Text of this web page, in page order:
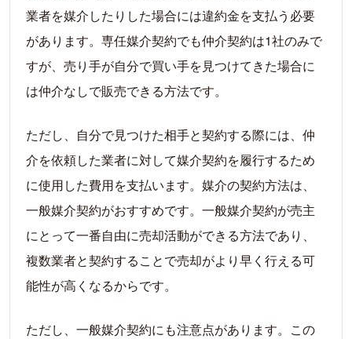
業者を媒介したりした場合には違約金を支払う必要
があります。専任媒介契約でも仲介契約は1社のみで
すが、売り手が自分で買い手を見つけてきた場合に
は仲介なしで販売できる方法です。
ただし、自分で見つけた相手と契約する際には、仲
介を依頼した業者に対して媒介契約を履行するため
に使用した費用を支払います。媒介の契約方法は、
一般媒介契約がおすすめです。一般媒介契約が売主
にとって一番自由に売却活動ができる方法であり、
複数業者と契約することで売却がより早く行える可
能性が高くなるからです。
ただし、一般媒介契約にも注意点があります。この